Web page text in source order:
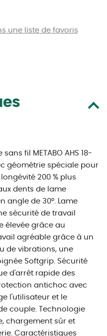
fil METABO AHS 18-
géométrie spéciale pour
200 % plus
dents de lame
angle de 30°. Lame
sécurité de travail
élevée grâce au
agréable grâce à un
de vibrations, une
Softgrip. Sécurité
d'arrêt rapide des
antichoc avec
l'utilisateur et le
couple. Technologie
chargement sûr et
Caractéristiques
une liste de favoris